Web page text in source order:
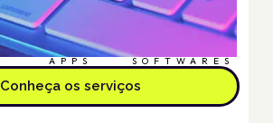
APPS SOFTWARES
Conheça os serviços